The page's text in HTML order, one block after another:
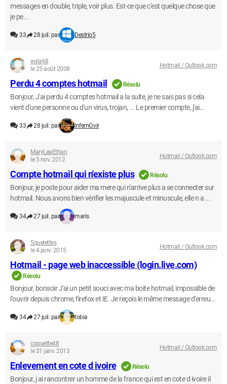
messages en double, triple, voir plus. Est-ce que c'est quelque chose que
je pe...
33 28 juil. par Destrio5
ecila68
le 25 août 2008
Hotmail / Outlook.com
Perdu 4 comptes hotmail Résolu
Bonjour, J'ai perdu 4 comptes hotmail a la suite, je ne sais pas si cela
vient d'une personne ou d'un virus, trojan, ... Le premier compte, j'ai...
33 28 juil. par InfernO.vir
MaryLeaEthan
le 5 nov. 2012
Hotmail / Outlook.com
Compte hotmail qui n'existe plus Résolu
Bonjour, je poste pour aider ma mere qui n'arrive plus a se connecter sur
hotmail. Nous avons bien vérifier les majuscule et minuscule, elle n a ...
34 27 juil. par maris
Squelettes
le 4 janv. 2015
Hotmail / Outlook.com
Hotmail - page web inaccessible (login.live.com)
Résolu
Bonjour, bonsoir J'ai un petit souci avec ma boite hotmail, impossible de
l'ouvrir depuis chrome, firefox et IE. Je reçois le même message d'erreu...
34 27 juil. par tobia
coquette48
le 31 janv. 2013
Hotmail / Outlook.com
Enlevement en cote d ivoire Résolu
Bonjour, j ai rancontrer un homme de la france qui est en cote d ivoire il